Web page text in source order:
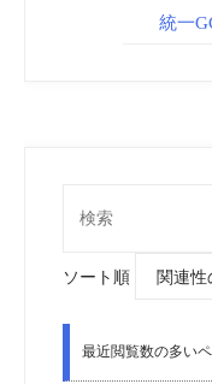
統一
ソート順
最近閲覧数の多い